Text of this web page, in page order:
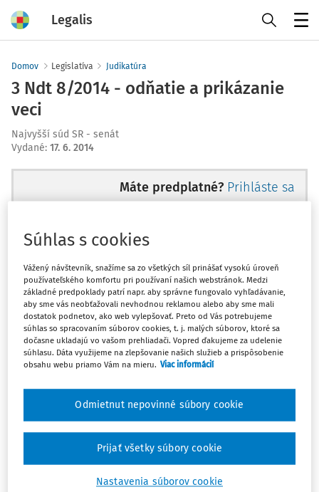
Legalis
Domov Legislatíva Judikatúra
3 Ndt 8/2014 - odňatie a prikázanie
veci
Najvyšší súd SR - senát
Vydané: 17. 6. 2014
Máte predplatné? Prihláste sa
Ups, zatiaľ ste si prečítali len
začiatok...
Celý odborný obsah z tejto oblasti je
dostupný predplatiteľom portálu.
Odomknite si prístup k odbornému
obsahu a získajte prístup na 10 dní
zdarma, stačí sa len zaregistrovať.
Vďaka registrácii získate prístup aj k
vybranému obsahu:
Súhlas s cookies
Vážený návštevník, snažíme sa zo všetkých síl prinášať vysokú úroveň
používateľského komfortu pri používaní našich webstránok. Medzi
základné predpoklady patrí napr. aby správne fungovalo vyhľadávanie,
aby sme vás neobťažovali nevhodnou reklamou alebo aby sme mali
dostatok podnetov, ako web vylepšovať. Preto od Vás potrebujeme
súhlas so spracovaním súborov cookies, t. j. malých súborov, ktoré sa
dočasne ukladajú vo vašom prehliadači. Vopred ďakujeme za udelenie
súhlasu. Dáta využijeme na zlepšovanie našich služieb a prispôsobenie
obsahu webu priamo Vám na mieru. Viac informácií
Nastavenia súborov cookie
Odmietnut nepovinné súbory cookie
Prijať všetky súbory cookie